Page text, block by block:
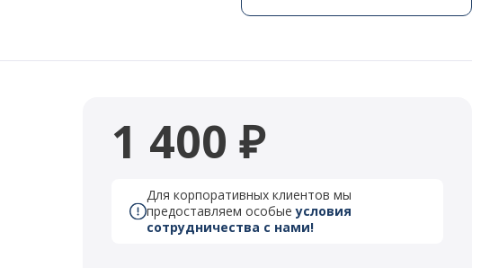
1 400 ₽
Для корпоративных клиентов мы
предоставляем особыеусловия
сотрудничества с нами!